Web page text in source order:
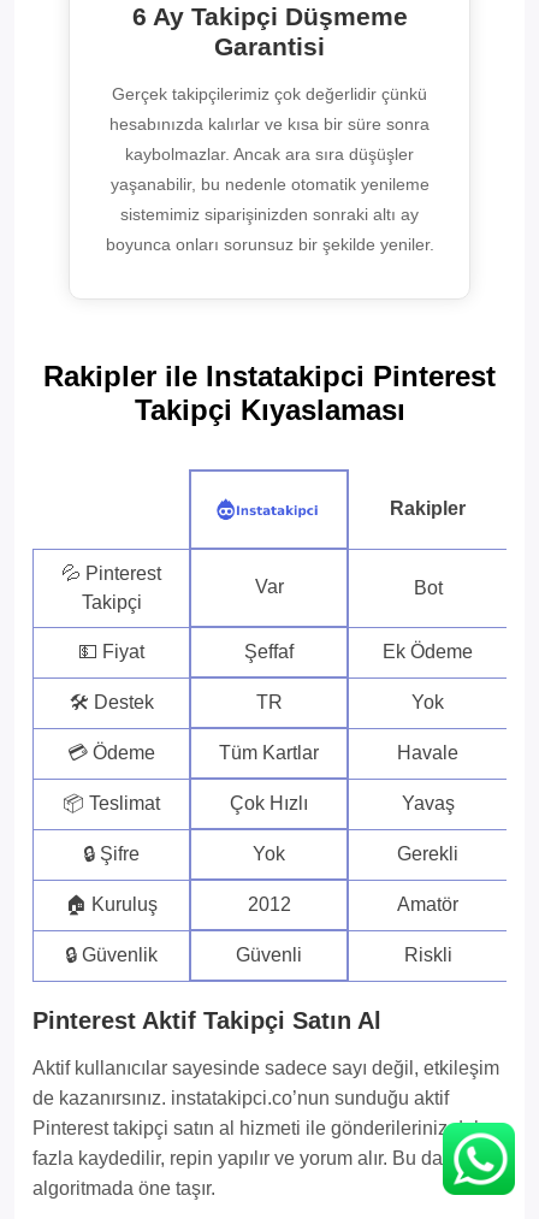
6 Ay Takipçi Düşmeme
Garantisi
Gerçek takipçilerimiz çok değerlidir çünkü
hesabınızda kalırlar ve kısa bir süre sonra
kaybolmazlar. Ancak ara sıra düşüşler
yaşanabilir, bu nedenle otomatik yenileme
sistemimiz siparişinizden sonraki altı ay
boyunca onları sorunsuz bir şekilde yeniler.
Rakipler ile Instatakipci Pinterest
Takipçi Kıyaslaması
Rakipler
💦 Pinterest
Takipçi
Var Bot
💵 Fiyat Şeffaf Ek Ödeme
🛠 Destek TR Yok
💳 Ödeme Tüm Kartlar Havale
📦 Teslimat Çok Hızlı Yavaş
🔒 Şifre Yok Gerekli
🏠 Kuruluş 2012 Amatör
🔒 Güvenlik Güvenli Riskli
Pinterest Aktif Takipçi Satın Al
Aktif kullanıcılar sayesinde sadece sayı değil, etkileşim
de kazanırsınız. instatakipci.co’nun sunduğu aktif
Pinterest takipçi satın al hizmeti ile gönderileriniz daha
fazla kaydedilir, repin yapılır ve yorum alır. Bu da sizi
algoritmada öne taşır.